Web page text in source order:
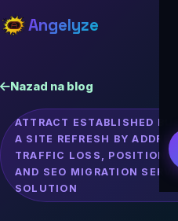
Angelyze
Nazad na blog
ATTRACT ESTABLISHED
A SITE REFRESH BY
TRAFFIC LOSS,
AND SEO MIGRATION
SOLUTION